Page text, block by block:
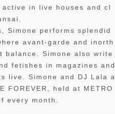
in live houses and cl
Simone performs splendid
avant-garde and inorth
balance. Simone also write
fetishes in magazines and
live. Simone and DJ Lala a
FOREVER, held at METRO
every month.